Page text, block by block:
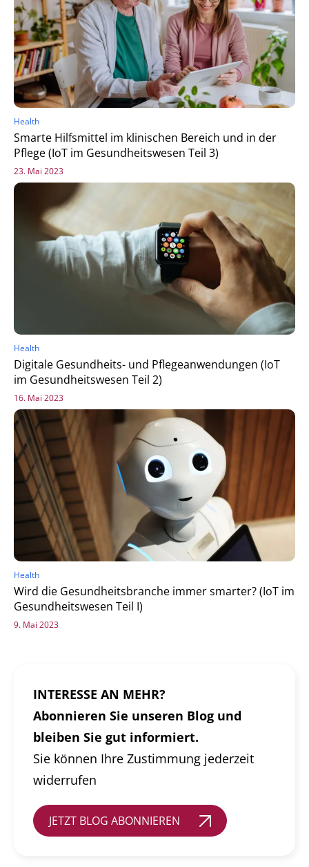
Health
Smarte Hilfsmittel im klinischen Bereich und in der
Pflege (IoT im Gesundheitswesen Teil 3)
23. Mai 2023
Health
Digitale Gesundheits- und Pflegeanwendungen (IoT
im Gesundheitswesen Teil 2)
16. Mai 2023
Health
Wird die Gesundheitsbranche immer smarter? (IoT im
Gesundheitswesen Teil I)
9. Mai 2023
INTERESSE AN MEHR?
Abonnieren Sie unseren Blog und
bleiben Sie gut informiert.
Sie können Ihre Zustimmung jederzeit
widerrufen
JETZT BLOG ABONNIEREN